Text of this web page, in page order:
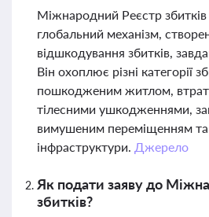
Міжнародний Реєстр
глобальний механізм,
відшкодування збитків,
Він охоплює різні категорії
пошкодженим житлом,
тілесними ушкодженнями,
вимушеним переміщенням
інфраструктури. Джерело
Як подати заяву до
збитків?